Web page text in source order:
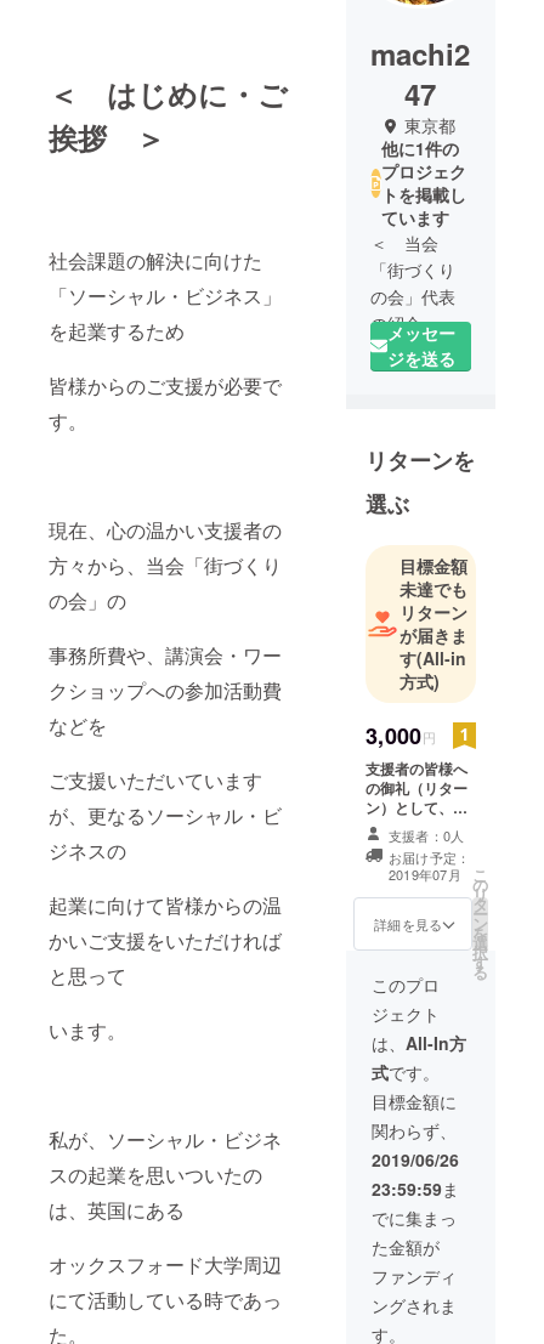
＜ はじめに・ご
挨拶 ＞
社会課題の解決に向けた
「ソーシャル・ビジネス」
を起業するため
皆様からのご支援が必要で
す。
現在、心の温かい支援者の
方々から、当会「街づくり
の会」の
事務所費や、講演会・ワー
クショップへの参加活動費
などを
ご支援いただいています
が、更なるソーシャル・ビ
ジネスの
起業に向けて皆様からの温
かいご支援をいただければ
と思って
います。
私が、ソーシャル・ビジネ
スの起業を思いついたの
は、英国にある
オックスフォード大学周辺
にて活動している時であっ
た。
machi2
47
東京都
他に1件の
プロジェク
トを掲載し
ています
＜ 当会
「街づくり
の会」代表
の紹介 ＞
当会「街づ
会社の
ていた経験
央大学大
学院に在籍
していた時
には、ハー
バード大
学国際問題
研究所日米
関係プログ
ラム研究
員や、東京
大学大学院
新領域創成
科学研究
教授を務め
より研究
指導を受
け、また医
学部を併せ
持つ国際医
療福祉大学
大学院 博士
後期課程で
界保健機関
（WHO）で
マネジャー
を務め、
東京大学大
メッセー
ジを送る
リターンを
選ぶ
目標金額
未達でも
リターン
が届きま
す(All-in
方式)
3,000円
支援者の皆様へ
の御礼（リター
ン）として、当
会「街づくりの
会」の「有料の
オリジナル・メ
ルマガ」を「１
回だけ無料」で
メールにて送信
支援者：0人
お届け予定：
2019年07月
詳細を見る
こ
の
リ
タ
ー
ン
を
選
択
す
る
このプロ
ジェクト
は、 All-In方
式です。
目標金額に
関わらず、
2019/06/26
23:59:59ま
でに集まっ
た金額が
ファンディ
ングされま
す。